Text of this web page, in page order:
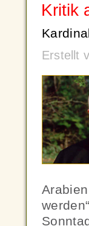
Kritik
Erstellt